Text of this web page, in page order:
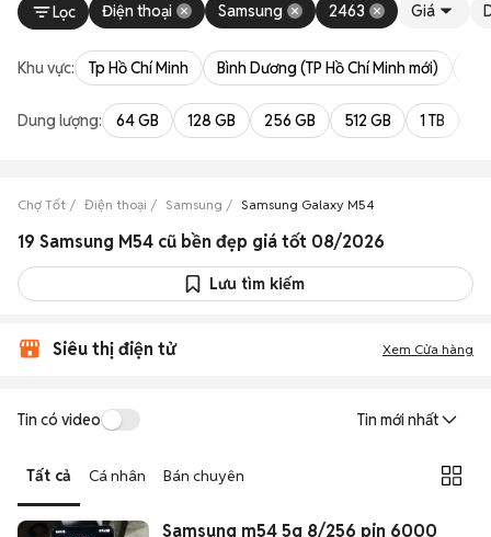
Lọc Điện thoại Samsung 2463 Giá
Khu vực: Tp Hồ Chí Minh Bình Dương (TP Hồ Chí Minh mới)
Dung lượng: 64 GB 128 GB 256 GB 512 GB 1 TB
Chợ Tốt Điện thoại Samsung Samsung Galaxy M54
19 Samsung M54 cũ bền đẹp giá tốt 08/2026
Lưu tìm kiếm
Siêu thị điện tử Xem Cửa hàng
Tin có video Tin mới nhất
Tất cả Cá nhân Bán chuyên
Samsung m54 5g 8/256 pin 6000